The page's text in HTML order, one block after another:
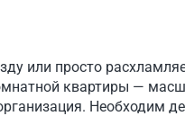
или просто
квартиры —
Необходим